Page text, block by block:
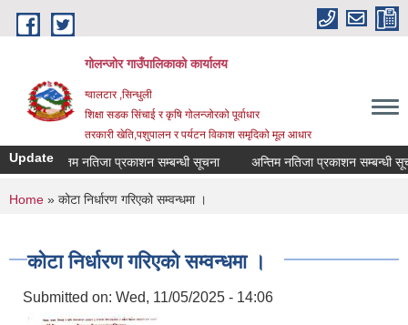
Skip to main content
गोलन्जोर गाउँपालिकाको कार्यालय
ग्वालटार ,सिन्धुली
शिक्षा सडक सिंचाई र कृषि गोलन्जोरको पूर्वाधार
तरकारी खेति,पशुपालन र पर्यटन विकाश समृदिको मूल आधार
Updateअन्तिम नतिजा प्रकाशन सम्बन्धी सूचना अन्तिम नतिजा प्रकाशन सम्बन्धी
You are here
Home » कोटा निर्धारण गरिएको सम्वन्धमा ।
कोटा निर्धारण गरिएको सम्वन्धमा ।
Submitted on: Wed, 11/05/2025 - 14:06